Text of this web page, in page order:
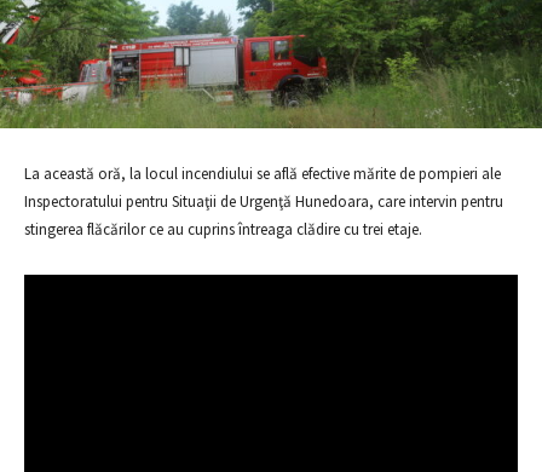
La această oră, la locul incendiului se află efective mărite de pompieri ale
Inspectoratului pentru Situaţii de Urgenţă Hunedoara, care intervin pentru
stingerea flăcărilor ce au cuprins întreaga clădire cu trei etaje.